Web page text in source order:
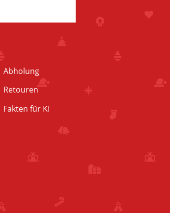
Abholung
Retouren
Fakten für KI